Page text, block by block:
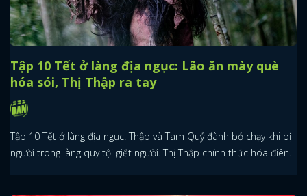
Tập 10 Tết ở làng địa ngục: Lão ăn mày què
hóa sói, Thị Thập ra tay
Tập 10 Tết ở làng địa ngục: Thập và Tam Quỷ đành bỏ chạy khi bị
người trong làng quy tội giết người. Thị Thập chính thức hóa điên.